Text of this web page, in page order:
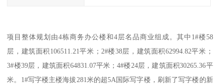
项目整体规划由4栋商务办公楼和4层名品商业组成。其中1#楼58
层，建筑面积106511.21平米；2#楼38层，建筑面积62994.82平米；
3#楼39层，建筑面积64831.07平米；4#楼24层，建筑面积30265.36平
米。1#写字楼主楼海拔281米的超5A国际写字楼，刷新了写字楼的新